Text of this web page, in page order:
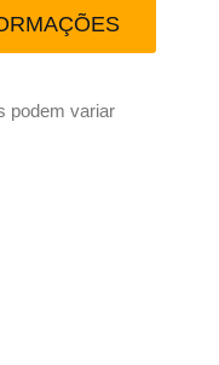
podem variar